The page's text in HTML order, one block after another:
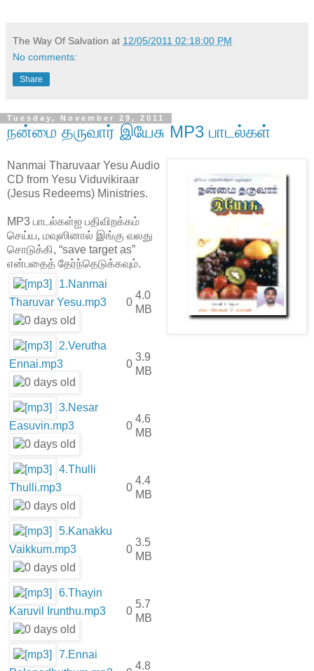
The Way Of Salvation at 12/05/2011 02:18:00 PM
No comments:
Share
Tuesday, November 29, 2011
நன்மை தருவார் இயேசு MP3 பாடல்கள்
Nanmai Tharuvaar Yesu Audio
CD from Yesu Viduvikiraar
(Jesus Redeems) Ministries.
MP3 பாடல்கள்ஐ பதிவிறக்கம்
செய்ய, மவுஸினால் இங்கு வலது
சொடுக்கி, “save target as”
என்பதைத் தேர்ந்தெடுக்கவும்.
1.Nanmai
Tharuvar Yesu.mp3
0
4.0
MB
2.Verutha
Ennai.mp3
0
3.9
MB
3.Nesar
Easuvin.mp3
0
4.6
MB
4.Thulli
Thulli.mp3
0
4.4
MB
5.Kanakku
Vaikkum.mp3
0
3.5
MB
6.Thayin
Karuvil Irunthu.mp3
0
5.7
MB
7.Ennai
4.8